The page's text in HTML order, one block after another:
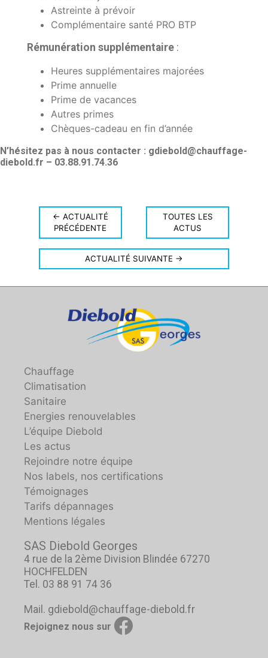
Astreinte à prévoir
Complémentaire santé PRO BTP
Rémunération supplémentaire:
Heures supplémentaires majorées
Prime annuelle
Prime de vacances
Autres primes
Chèques-cadeau en fin d’année
N’hésitez pas à nous contacter : gdiebold@chauffage-
diebold.fr – 03.88.91.74.36
← ACTUALITÉ
PRÉCÉDENTE
TOUTES LES
ACTUS
ACTUALITÉ SUIVANTE →
Chauffage
Climatisation
Sanitaire
Energies renouvelables
L’équipe Diebold
Les actus
Rejoindre notre équipe
Nos labels, nos certifications
Témoignages
Tarifs dépannages
Mentions légales
SAS Diebold Georges
4 rue de la 2ème Division Blindée 67270
HOCHFELDEN
Tel. 03 88 91 74 36
Mail. gdiebold@chauffage-diebold.fr
Rejoignez nous sur